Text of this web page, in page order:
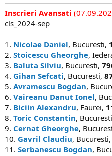
Inscrieri Avansati
cls_2024-sep
1. Nicolae Daniel, Bucuresti,
2. Stoicescu Gheorghe,
3. Baluta Silviu, Bucuresti,
4. Gihan Sefcati, Bucuresti,
5. Avramescu Bogdan,
6. Vaireanu Danut Ionel,
7. Biciin Alexandru, Faurei,
8. Toric Constantin,
9. Cernat Gheorghe,
10. Gavril Claudiu, Bucuresti,
11. Serbanescu Bogdan,